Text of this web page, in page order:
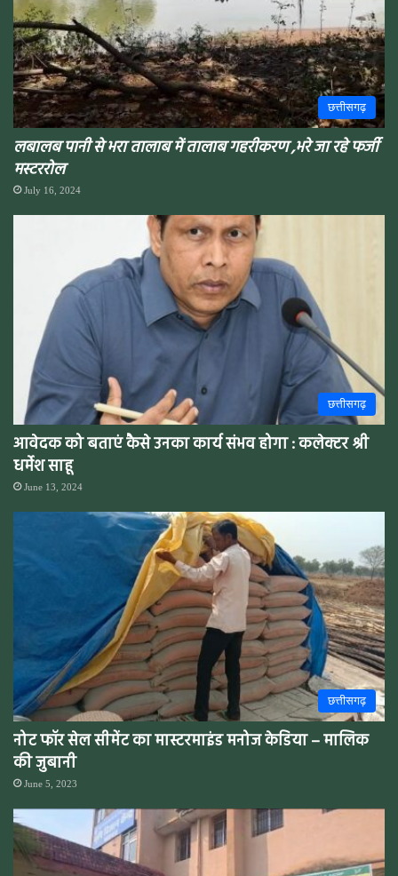
छत्तीसगढ़
लबालब पानी से भरा तालाब में तालाब गहरीकरण ,भरे जा रहे फर्जी
मस्टररोल
July 16, 2024
छत्तीसगढ़
आवेदक को बताएं कैसे उनका कार्य संभव होगा : कलेक्टर श्री
धर्मेश साहू
June 13, 2024
छत्तीसगढ़
नोट फॉर सेल सीमेंट का मास्टरमाइंड मनोज केडिया – मालिक
की जुबानी
June 5, 2023